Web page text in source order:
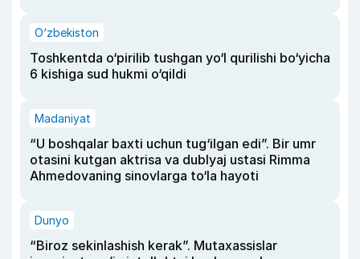
O‘zbekiston
Toshkentda o‘pirilib tushgan yo‘l qurilishi bo‘yicha
6 kishiga sud hukmi o‘qildi
Madaniyat
“U boshqalar baxti uchun tug‘ilgan edi”. Bir umr
otasini kutgan aktrisa va dublyaj ustasi Rimma
Ahmedovaning sinovlarga to‘la hayoti
Dunyo
“Biroz sekinlashish kerak”. Mutaxassislar